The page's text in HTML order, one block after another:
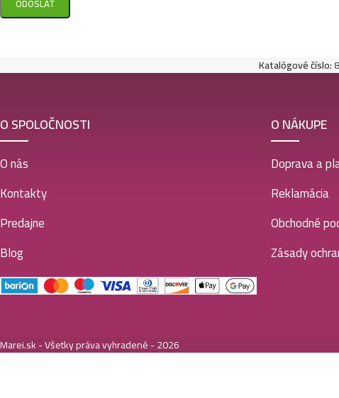
Katalógové číslo:
O SPOLOČNOSTI
O nás
Kontakty
Predajne
Blog
O NÁKUPE
Doprava a
Reklamácia
Obchodné
Zásady
Marei.sk - Všetky práva vyhradené - 2026